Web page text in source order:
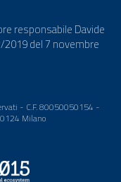
responsabile Davide
2019 del 7 novembre
- C.F. 80050050154 -
Milano